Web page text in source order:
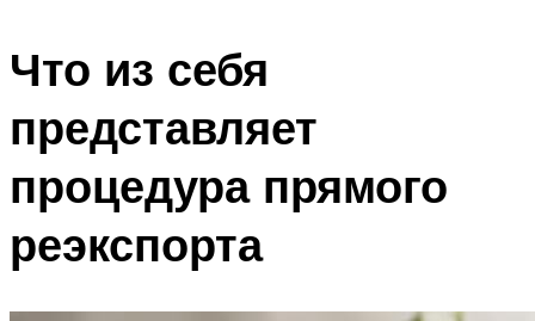
Что из себя
представляет
процедура прямого
реэкспорта